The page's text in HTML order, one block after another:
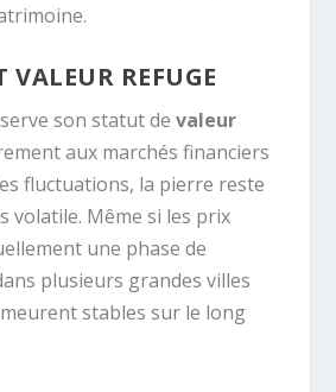
VALEUR REFUGE
son statut devaleur
aux marchés financiers
fluctuations, la pierre reste
volatile. Même si les prix
une phase de
plusieurs grandes villes
stables sur le long